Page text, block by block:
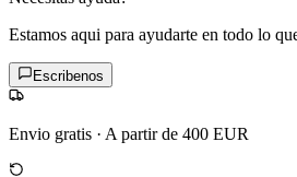
Estamos aqui para ayudarte en todo lo
Escribenos
Envio gratis · A partir de 400 EUR